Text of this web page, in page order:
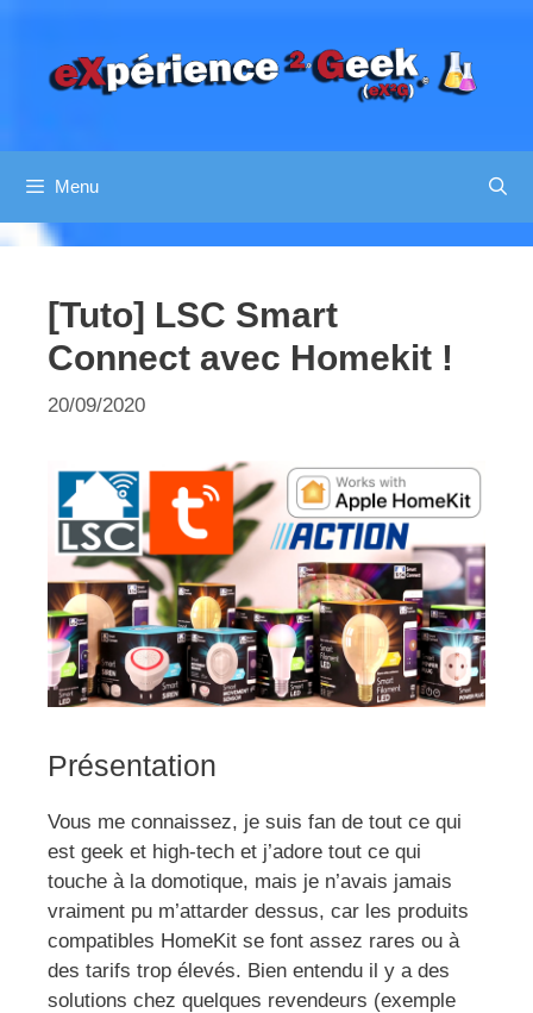
contenu
Menu
[Tuto] LSC Smart
Connect avec Homekit !
20/09/2020
Présentation
Vous me connaissez, je suis fan de tout ce qui
est geek et high-tech et j’adore tout ce qui
touche à la domotique, mais je n’avais jamais
vraiment pu m’attarder dessus, car les produits
compatibles HomeKit se font assez rares ou à
des tarifs trop élevés. Bien entendu il y a des
solutions chez quelques revendeurs (exemple